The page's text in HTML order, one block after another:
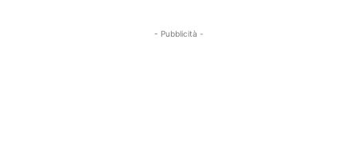
- Pubblicità -